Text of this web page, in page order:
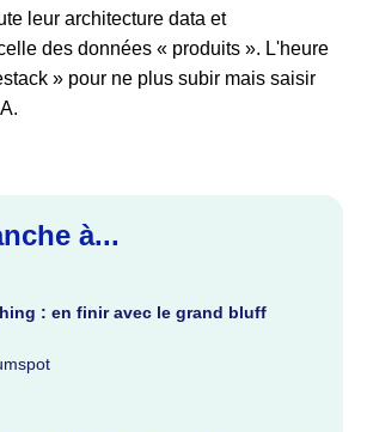
leur architecture data et
des données « produits ». L'heure
» pour ne plus subir mais saisir
à...
: en finir avec le grand bluff